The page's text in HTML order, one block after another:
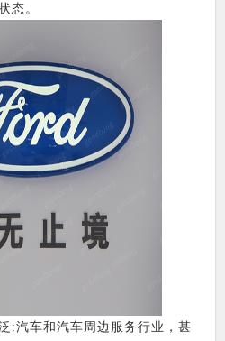
态。
车和汽车周边服务行业，甚